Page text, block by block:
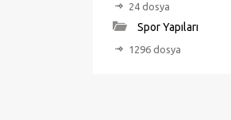
24 dosya
Spor Yapıları
1296 dosya